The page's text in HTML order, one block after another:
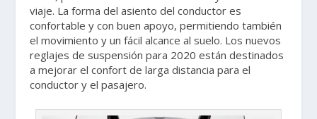
viaje. La forma del asiento del conductor es
confortable y con buen apoyo, permitiendo también
el movimiento y un fácil alcance al suelo. Los nuevos
reglajes de suspensión para 2020 están destinados
a mejorar el confort de larga distancia para el
conductor y el pasajero.